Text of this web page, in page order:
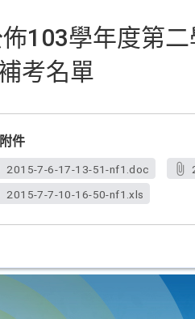
103學年度第
考名單
件
2015-7-6-17-13-51-nf1.doc
2015-7-7-10-16-50-nf1.xls